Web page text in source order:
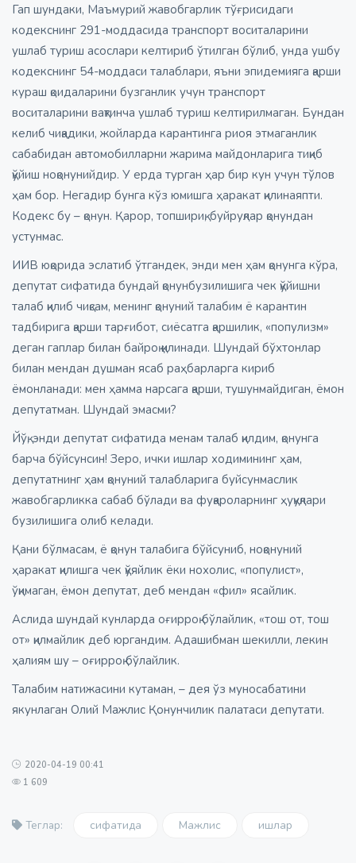
Гап шундаки, Маъмурий жавобгарлик тўғрисидаги
кодекснинг 291-моддасида транспорт воситаларини
ушлаб туриш асослари келтириб ўтилган бўлиб, унда ушбу
кодекснинг 54-моддаси талаблари, яъни эпидемияга қарши
кураш қоидаларини бузганлик учун транспорт
воситаларини вақтинча ушлаб туриш келтирилмаган. Бундан
келиб чиқадики, жойларда карантинга риоя этмаганлик
сабабидан автомобилларни жарима майдонларига тиқиб
қўйиш ноқонунийдир. У ерда турган ҳар бир кун учун тўлов
ҳам бор. Негадир бунга кўз юмишга ҳаракат қилинаяпти.
Кодекс бу – қонун. Қарор, топшириқ, буйруқлар қонундан
устунмас.
ИИВ юқорида эслатиб ўтгандек, энди мен ҳам қонунга кўра,
депутат сифатида бундай қонунбузилишига чек қўйишни
талаб қилиб чиқсам, менинг қонуний талабим ё карантин
тадбирига қарши тарғибот, сиёсатга қаршилик, «популизм»
деган гаплар билан байроқ қилинади. Шундай бўхтонлар
билан мендан душман ясаб раҳбарларга кириб
ёмонланади: мен ҳамма нарсага қарши, тушунмайдиган, ёмон
депутатман. Шундай эмасми?
Йўқ, энди депутат сифатида менам талаб қилдим, қонунга
барча бўйсунсин! Зеро, ички ишлар ходимининг ҳам,
депутатнинг ҳам қонуний талабларига буйсунмаслик
жавобгарликка сабаб бўлади ва фуқароларнинг ҳуқуқлари
бузилишига олиб келади.
Қани бўлмасам, ё қонун талабига бўйсуниб, ноқонуний
ҳаракат қилишга чек қўяйлик ёки нохолис, «популист»,
ўқимаган, ёмон депутат, деб мендан «фил» ясайлик.
Аслида шундай кунларда оғирроқ бўлайлик, «тош от, тош
от» қилмайлик деб юргандим. Адашибман шекилли, лекин
ҳалиям шу – оғирроқ бўлайлик.
Талабим натижасини кутаман, – дея ўз муносабатини
якунлаган Олий Мажлис Қонунчилик палатаси депутати.
2020-04-19 00:41
1 609
Теглар: сифатида Мажлис ишлар